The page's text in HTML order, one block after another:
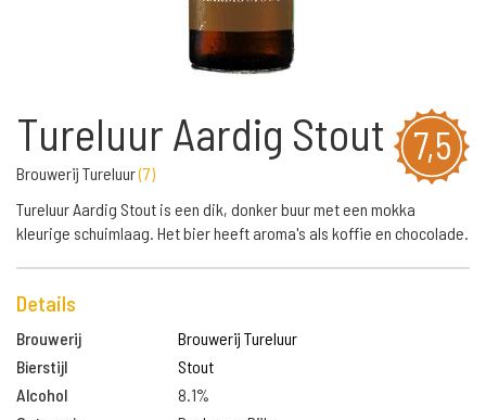
7,5
Tureluur Aardig Stout
Brouwerij Tureluur(7)
Tureluur Aardig Stout is een dik, donker buur met een mokka
kleurige schuimlaag. Het bier heeft aroma's als koffie en chocolade.
Details
Brouwerij
Brouwerij Tureluur
Bierstijl
Stout
Alcohol
8.1%